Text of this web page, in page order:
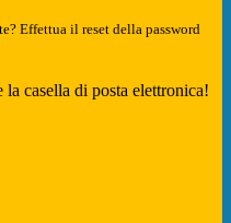
Effettua il reset della password
casella di posta elettronica!